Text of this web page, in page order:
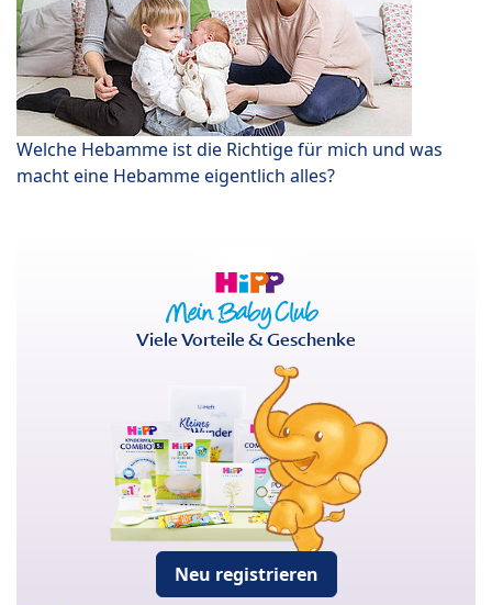
Welche Hebamme ist die Richtige für mich und was
macht eine Hebamme eigentlich alles?
Viele Vorteile & Geschenke
Neu registrieren